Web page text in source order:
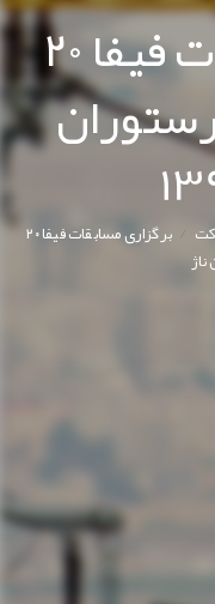
برگزاری مسابقات فیفا ۲۰
/
برگزاری مسابقات فیفا ۲۰